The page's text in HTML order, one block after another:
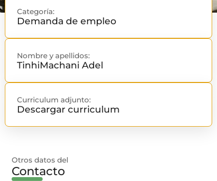
Categoría:
Demanda de empleo
Nombre y apellidos:
TinhiMachani Adel
Curriculum adjunto:
Descargar curriculum
Otros datos del
Contacto